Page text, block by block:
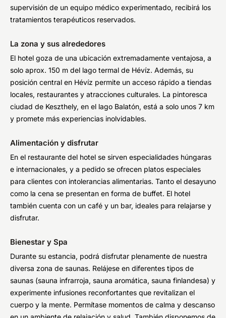
supervisión de un equipo médico experimentado, recibirá los
tratamientos terapéuticos reservados.
La zona y sus alrededores
El hotel goza de una ubicación extremadamente ventajosa, a
solo aprox. 150 m del lago termal de Hévíz. Además, su
posición central en Hévíz permite un acceso rápido a tiendas
locales, restaurantes y atracciones culturales. La pintoresca
ciudad de Keszthely, en el lago Balatón, está a solo unos 7 km
y promete más experiencias inolvidables.
Alimentación y disfrutar
En el restaurante del hotel se sirven especialidades húngaras
e internacionales, y a pedido se ofrecen platos especiales
para clientes con intolerancias alimentarias. Tanto el desayuno
como la cena se presentan en forma de buffet. El hotel
también cuenta con un café y un bar, ideales para relajarse y
disfrutar.
Bienestar y Spa
Durante su estancia, podrá disfrutar plenamente de nuestra
diversa zona de saunas. Relájese en diferentes tipos de
saunas (sauna infrarroja, sauna aromática, sauna finlandesa) y
experimente infusiones reconfortantes que revitalizan el
cuerpo y la mente. Permítase momentos de calma y descanso